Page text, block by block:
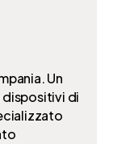
Un
dispositivi di